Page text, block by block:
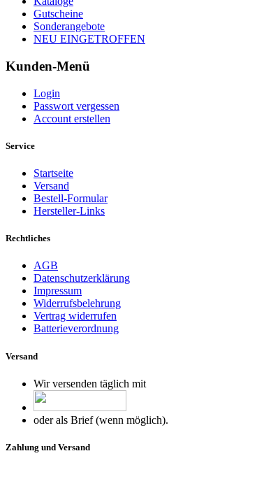
Gutscheine
Sonderangebote
NEU EINGETROFFEN
Kunden-Menü
Login
Passwort vergessen
Account erstellen
Service
Startseite
Versand
Bestell-Formular
Hersteller-Links
Rechtliches
AGB
Datenschutzerklärung
Impressum
Widerrufsbelehrung
Vertrag widerrufen
Batterieverordnung
Versand
Wir versenden täglich mit
oder als Brief (wenn möglich).
Zahlung und Versand